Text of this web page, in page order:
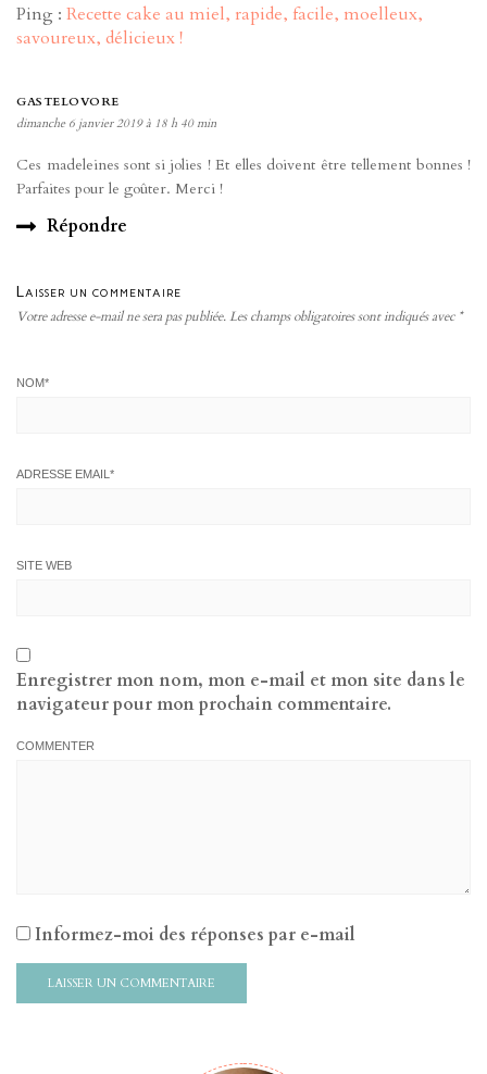
Ping : Recette cake au miel, rapide, facile, moelleux,
savoureux, délicieux !
GASTELOVORE
dimanche 6 janvier 2019 à 18 h 40 min
Ces madeleines sont si jolies ! Et elles doivent être tellement bonnes !
Parfaites pour le goûter. Merci !
Répondre
Laisser un commentaire
Votre adresse e-mail ne sera pas publiée.Les champs obligatoires sont indiqués avec *
NOM*
ADRESSE EMAIL *
SITE WEB
Enregistrer mon nom, mon e-mail et mon site dans le
navigateur pour mon prochain commentaire.
COMMENTER
Informez-moi des réponses par e-mail